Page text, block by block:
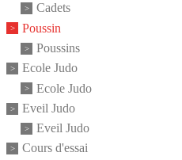
Cadets
Poussin
Poussins
Ecole Judo
Ecole Judo
Eveil Judo
Eveil Judo
Cours d'essai